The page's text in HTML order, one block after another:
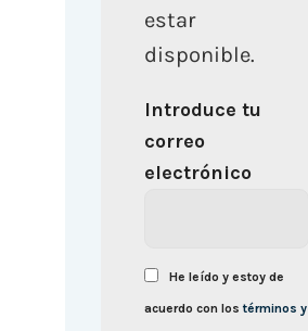
estar
disponible.
Introduce tu
correo
electrónico
He leído y estoy de
acuerdo con lostérminos y